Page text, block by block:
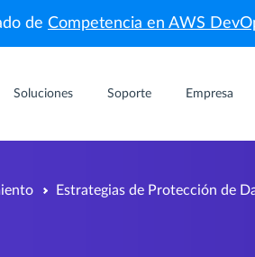
de Competencia en AWS
Soluciones Soporte Empresa
Estrategias de Protección de